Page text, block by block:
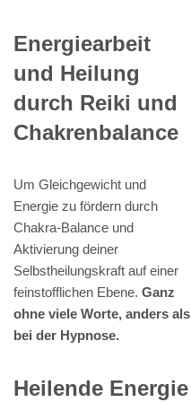
Energiearbeit
und Heilung
durch Reiki und
Chakrenbalance
Um Gleichgewicht und
Energie zu fördern durch
Chakra-Balance und
Aktivierung deiner
Selbstheilungskraft auf einer
feinstofflichen Ebene. Ganz
ohne viele Worte, anders als
bei der Hypnose.
Heilende Energie